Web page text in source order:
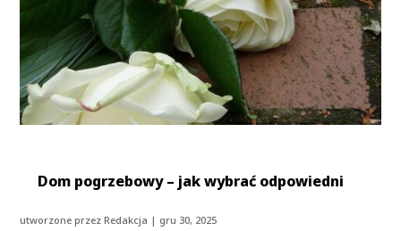
Dom pogrzebowy – jak wybrać odpowiedni
utworzone przezRedakcja | gru 30, 2025